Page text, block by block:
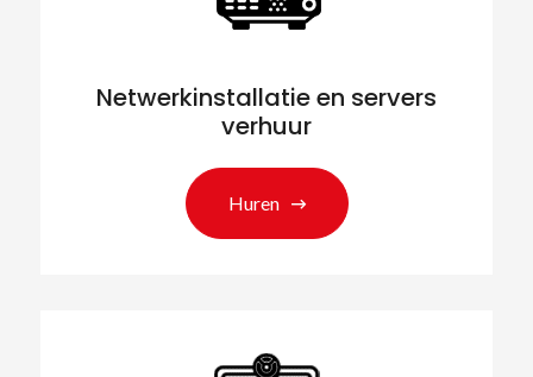
Netwerkinstallatie en servers
verhuur
Huren